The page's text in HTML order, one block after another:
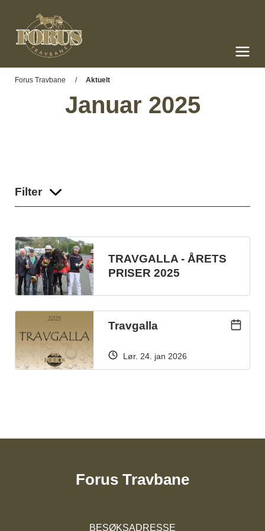
Forus Travbane Aktuelt
Januar 2025
Filter
TRAVGALLA - ÅRETS
PRISER 2025
Travgalla
lør. 24. jan 2026
Forus Travbane
BESØKSADRESSE